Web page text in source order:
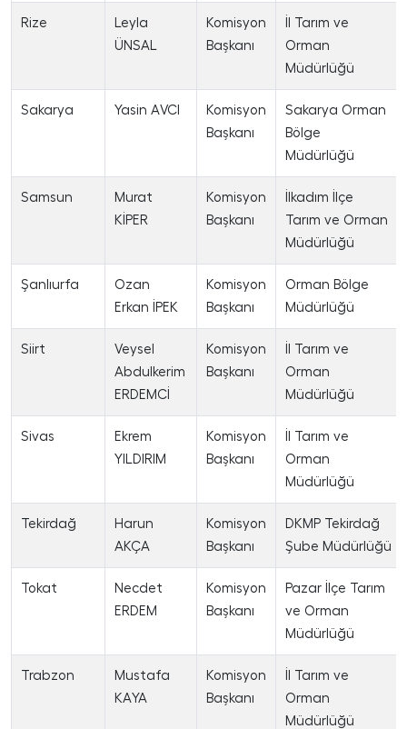
Rize
Leyla
ÜNSAL
Komisyon
Başkanı
İl Tarım ve
Orman
Müdürlüğü
Sakarya Yasin AVCI
Komisyon
Başkanı
Sakarya Orman
Bölge
Müdürlüğü
Samsun
Murat
KİPER
Komisyon
Başkanı
İlkadım İlçe
Tarım ve Orman
Müdürlüğü
Şanlıurfa
Ozan
Erkan İPEK
Komisyon
Başkanı
Orman Bölge
Müdürlüğü
Siirt
Veysel
Abdulkerim
ERDEMCİ
Komisyon
Başkanı
İl Tarım ve
Orman
Müdürlüğü
Sivas
Ekrem
YILDIRIM
Komisyon
Başkanı
İl Tarım ve
Orman
Müdürlüğü
Tekirdağ
Harun
AKÇA
Komisyon
Başkanı
DKMP Tekirdağ
Şube Müdürlüğü
Tokat
Necdet
ERDEM
Komisyon
Başkanı
Pazar İlçe Tarım
ve Orman
Müdürlüğü
Trabzon
Mustafa
KAYA
Komisyon
Başkanı
İl Tarım ve
Orman
Müdürlüğü